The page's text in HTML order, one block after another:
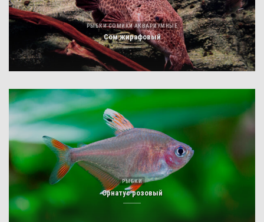
РЫБКИ СОМИКИ АКВАРИУМНЫЕ
Сом жирафовый
РЫБКИ
Орнатус розовый